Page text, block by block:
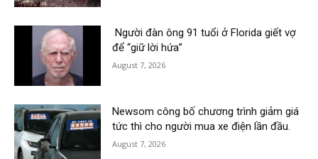
Người đàn ông 91 tuổi ở Florida giết vợ
để “giữ lời hứa”
August 7, 2026
Newsom công bố chương trình giảm giá
tức thì cho người mua xe điện lần đầu.
August 7, 2026